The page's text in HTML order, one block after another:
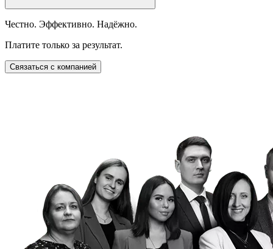
Честно. Эффективно. Надёжно.
Платите только за результат.
Связаться с компанией